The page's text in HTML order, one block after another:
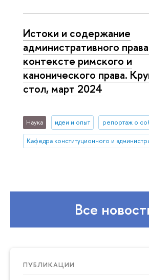
ПУБЛИКАЦИИ
Истоки и содержание
административного
контексте римского и
канонического права.
стол, март 2024
Наука идеи и опыт репортаж о
Кафедра конституционного и
Все